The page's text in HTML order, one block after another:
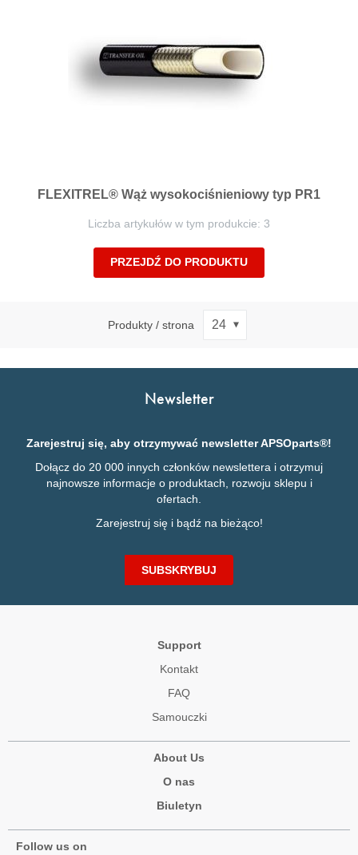
FLEXITREL® Wąż wysokociśnieniowy typ PR1
Liczba artykułów w tym produkcie: 3
PRZEJDŹ DO PRODUKTU
Produkty / strona
Newsletter
Zarejestruj się, aby otrzymywać newsletter APSOparts®!
Dołącz do 20 000 innych członków newslettera i otrzymuj
najnowsze informacje o produktach, rozwoju sklepu i
ofertach.
Zarejestruj się i bądź na bieżąco!
SUBSKRYBUJ
Support
Kontakt
FAQ
Samouczki
About Us
O nas
Biuletyn
Follow us on